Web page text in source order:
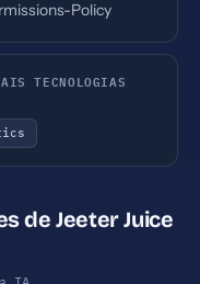
Policy
TECNOLOGIAS
de Jeeter Juice